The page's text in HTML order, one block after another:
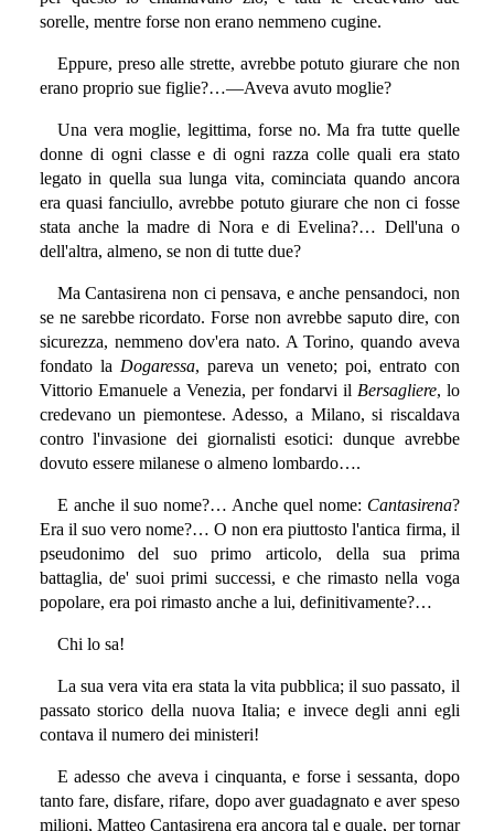
sorelle, mentre forse non erano nemmeno cugine.
Eppure, preso alle strette, avrebbe potuto giurare che non
erano proprio sue figlie?…—Aveva avuto moglie?
Una vera moglie, legittima, forse no. Ma fra tutte quelle
donne di ogni classe e di ogni razza colle quali era stato
legato in quella sua lunga vita, cominciata quando ancora
era quasi fanciullo, avrebbe potuto giurare che non ci fosse
stata anche la madre di Nora e di Evelina?… Dell'una o
dell'altra, almeno, se non di tutte due?
Ma Cantasirena non ci pensava, e anche pensandoci, non
se ne sarebbe ricordato. Forse non avrebbe saputo dire, con
sicurezza, nemmeno dov'era nato. A Torino, quando aveva
fondato la Dogaressa, pareva un veneto; poi, entrato con
Vittorio Emanuele a Venezia, per fondarvi il Bersagliere, lo
credevano un piemontese. Adesso, a Milano, si riscaldava
contro l'invasione dei giornalisti esotici: dunque avrebbe
dovuto essere milanese o almeno lombardo….
E anche il suo nome?… Anche quel nome: Cantasirena?
Era il suo vero nome?… O non era piuttosto l'antica firma, il
pseudonimo del suo primo articolo, della sua prima
battaglia, de' suoi primi successi, e che rimasto nella voga
popolare, era poi rimasto anche a lui, definitivamente?…
Chi lo sa!
La sua vera vita era stata la vita pubblica; il suo passato, il
passato storico della nuova Italia; e invece degli anni egli
contava il numero dei ministeri!
E adesso che aveva i cinquanta, e forse i sessanta, dopo
tanto fare, disfare, rifare, dopo aver guadagnato e aver speso
milioni, Matteo Cantasirena era ancora tal e quale, per tornar